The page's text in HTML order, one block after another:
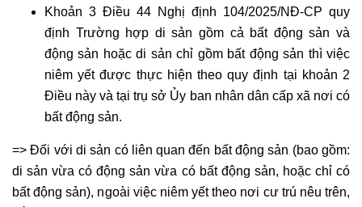
sản
chung
sau
Khoản 3 Điều 44 Nghị định 104/2025/NĐ-CP quy
định Trường hợp di sản gồm cả bất động sản và
động sản hoặc di sản chỉ gồm bất động sản thì việc
niêm yết được thực hiện theo quy định tại khoản 2
Điều này và tại trụ sở Ủy ban nhân dân cấp xã nơi có
bất động sản.
=> Đối với di sản có liên quan đến bất động sản (bao gồm:
di sản vừa có động sản vừa có bất động sản, hoặc chỉ có
bất động sản), ngoài việc niêm yết theo nơi cư trú nêu trên,